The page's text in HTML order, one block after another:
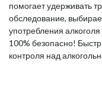
помогает удерживать
обследование,
употребления
100% безопасно!
контроля над